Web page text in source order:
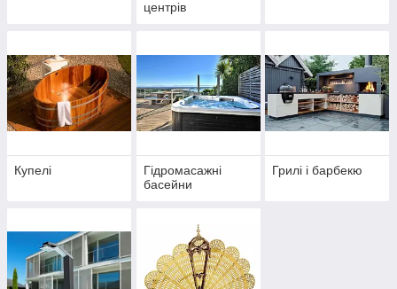
центрів
Купелі
Гідромасажні
басейни
Грилі і барбекю